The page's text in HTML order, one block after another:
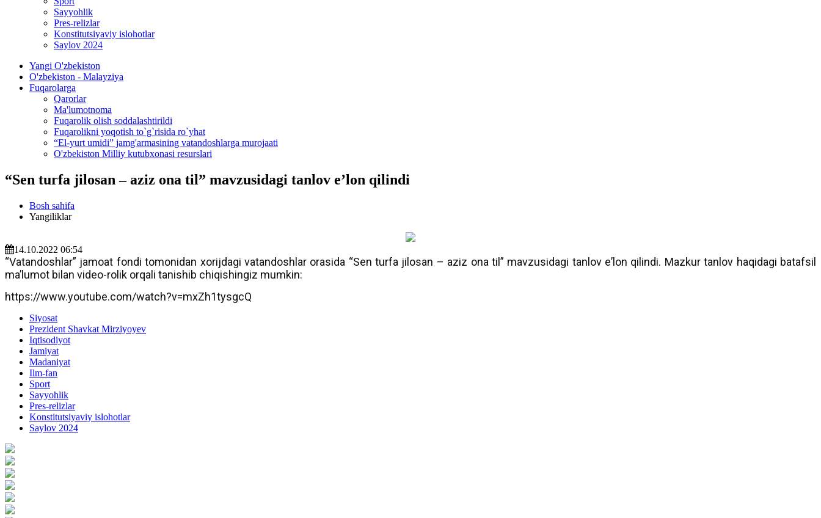
Sayyohlik
Pres-relizlar
Konstitutsiyaviy islohotlar
Saylov 2024
Yangi O'zbekiston
O'zbekiston - Malayziya
Fuqarolarga
Qarorlar
Ma'lumotnoma
Fuqarolik olish soddalashtirildi
Fuqarolikni yoqotish to`g`risida ro`yhat
“El-yurt umidi” jamg'armasining vatandoshlarga murojaati
O'zbekiston Milliy kutubxonasi resurslari
“Sen turfa jilosan – aziz ona til” mavzusidagi tanlov eʼlon qilindi
Bosh sahifa
Yangiliklar
14.10.2022 06:54
“Vatandoshlar” jamoat fondi tomonidan xorijdagi vatandoshlar orasida “Sen turfa jilosan – aziz ona til” mavzusidagi tanlov eʼlon qilindi. Mazkur tanlov haqidagi batafsil
maʼlumot bilan video-rolik orqali tanishib chiqishingiz mumkin:
https://www.youtube.com/watch?v=mxZh1tysgcQ
Siyosat
Prezident Shavkat Mirziyoyev
Iqtisodiyot
Jamiyat
Madaniyat
Ilm-fan
Sport
Sayyohlik
Pres-relizlar
Konstitutsiyaviy islohotlar
Saylov 2024